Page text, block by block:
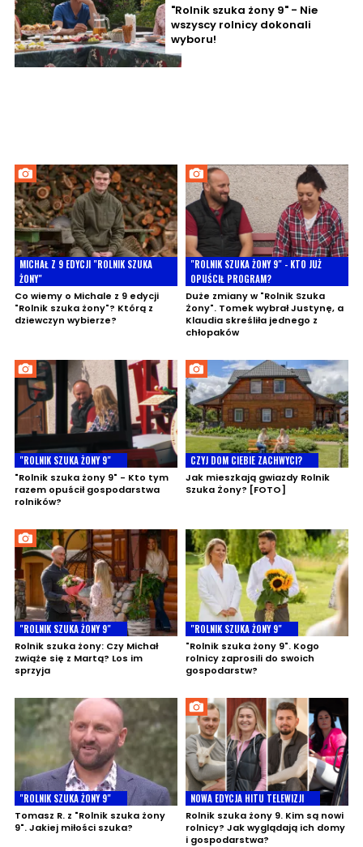
"Rolnik szuka żony 9" - Nie
wszyscy rolnicy dokonali
wyboru!
MICHAŁ Z 9 EDYCJI "ROLNIK SZUKA
ŻONY"
Co wiemy o Michale z 9 edycji
"Rolnik szuka żony"? Którą z
dziewczyn wybierze?
"ROLNIK SZUKA ŻONY 9" - KTO JUŻ
OPUŚCIŁ PROGRAM?
Duże zmiany w "Rolnik Szuka
Żony". Tomek wybrał Justynę, a
Klaudia skreśliła jednego z
chłopaków
"ROLNIK SZUKA ŻONY 9"
"Rolnik szuka żony 9" - Kto tym
razem opuścił gospodarstwa
rolników?
CZYJ DOM CIEBIE ZACHWYCI?
Jak mieszkają gwiazdy Rolnik
Szuka Żony? [FOTO]
"ROLNIK SZUKA ŻONY 9"
Rolnik szuka żony: Czy Michał
zwiąże się z Martą? Los im
sprzyja
"ROLNIK SZUKA ŻONY 9"
"Rolnik szuka żony 9". Kogo
rolnicy zaprosili do swoich
gospodarstw?
"ROLNIK SZUKA ŻONY 9"
Tomasz R. z "Rolnik szuka żony
9". Jakiej miłości szuka?
NOWA EDYCJA HITU TELEWIZJI
Rolnik szuka żony 9. Kim są nowi
rolnicy? Jak wyglądają ich domy
i gospodarstwa?